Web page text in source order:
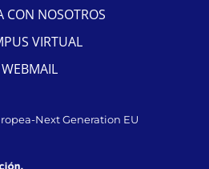
CON NOSOTROS
VIRTUAL
WEBMAIL
Next Generation EU